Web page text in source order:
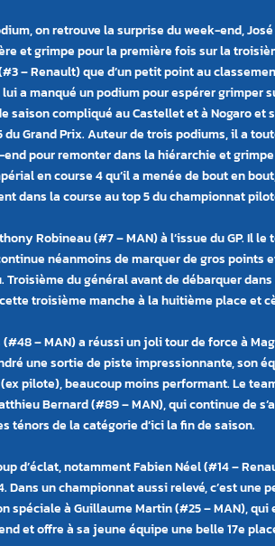
on retrouve la surprise du week-end,
et grimpe pour la première fois sur la
– Renault)que d’un petit point au
a manqué un podium pour espérer
saison compliqué au Castellet et à Nogaro et
Grand Prix. Auteur de trois podiums, il a
pour remonter dans la hiérarchie et
en course 4 qu’il a menée de bout en
dans la course au top 5 du championnat
Robineau (#7 – MAN) à l’issue du GP. Il le
néanmoins de marquer de gros
du général avant de débarquer
troisième manche à la huitième place et
– MAN) a réussi un joli tour de force à
une sortie de piste impressionnante, son
pilote), beaucoup moins performant. Le
Bernard (#89 – MAN), qui continue de
ténors de la catégorie d’ici la fin de saison.
d’éclat, notamment Fabien Néel (#14 –
Dans un championnat aussi relevé, c’est une
spéciale à Guillaume Martin (#25 – MAN),
et offre à sa jeune équipe une belle 17e